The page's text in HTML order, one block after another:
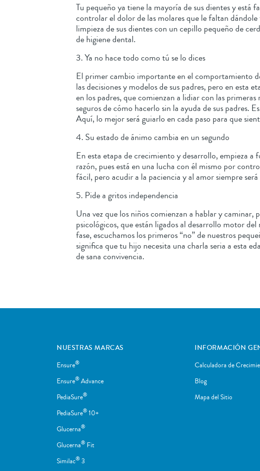
Tu pequeño ya tiene la mayoría de sus dientes y está
controlar el dolor de las molares que le faltan
limpieza de sus dientes con un cepillo pequeño de
de higiene dental.
3. Ya no hace todo como tú se lo dices
El primer cambio importante en el comportamiento
las decisiones y modelos de sus padres, pero en esta
en los padres, que comienzan a lidiar con las
seguros de cómo hacerlo sin la ayuda de sus
Aquí, lo mejor será guiarlo en cada paso para que
4. Su estado de ánimo cambia en un segundo
En esta etapa de crecimiento y desarrollo, empieza a
razón, pues está en una lucha con él mismo por
fácil, pero acudir a la paciencia y al amor siempre
5. Pide a gritos independencia
Una vez que los niños comienzan a hablar y caminar,
psicológicos, que están ligados al desarrollo motor
fase, escuchamos los primeros “no” de nuestros
significa que tu hijo necesita una charla seria a esta
de sana convivencia.
NUESTRAS MARCAS
Ensure®
Ensure® Advance
PediaSure®
PediaSure® 10+
Glucerna®
Glucerna® Fit
Similac® 3
INFORMACIÓN
Calculadora de
Blog
Mapa del Sitio